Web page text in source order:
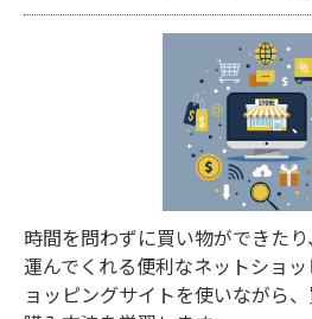
時間を問わずに買い物ができた
運んでくれる便利なネットショ
ョッピングサイトを使いながら